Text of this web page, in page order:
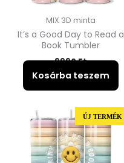
MIX 3D minta
It’s a Good Day to Read a
Book Tumbler
9990Ft
Kosárba teszem
ÚJ TERMÉK